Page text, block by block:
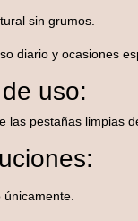
sin grumos.
diario y ocasiones
uso:
las pestañas limpias